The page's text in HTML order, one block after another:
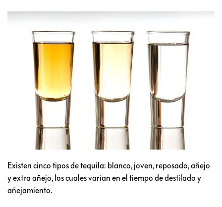
Existen cinco tipos de tequila: blanco, joven, reposado, añejo
y extra añejo, los cuales varían en el tiempo de destilado y
añejamiento.